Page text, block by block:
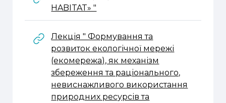
HABITAT» "
Лекція " Формування та
розвиток екологічної мережі
(екомережа), як механізм
збереження та раціонального,
невиснажливого використання
природних ресурсів та